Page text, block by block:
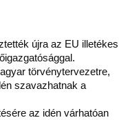
újra az EU illetékes
törvénytervezetre,
szavazhatnak a
az idén várhatóan